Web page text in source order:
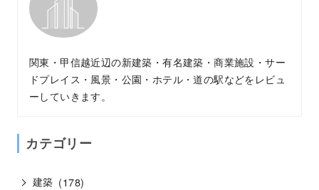
関東・甲信越近辺の新建築・有名建築・商業施設・サー
ドプレイス・風景・公園・ホテル・道の駅などをレビュ
ーしていきます。
カテゴリー
建築 (178)